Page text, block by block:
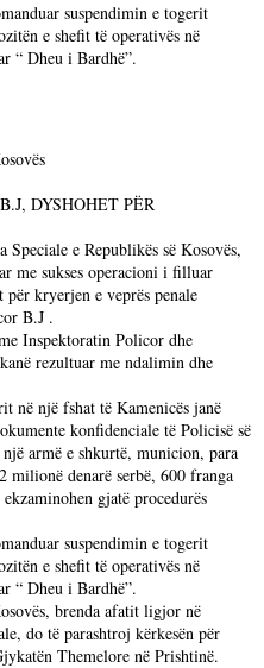
suspendimin e togerit
e shefit të operativës në
“ Dheu i Bardhë”.
DYSHOHET PËR
e Republikës së Kosovës,
me sukses operacioni i filluar
për kryerjen e veprës penale
B.J .
Inspektoratin Policor dhe
rezultuar me ndalimin dhe
në një fshat të Kamenicës janë
konfidenciale të Policisë së
armë e shkurtë, municion, para
milionë denarë serbë, 600 franga
gjatë procedurës
suspendimin e togerit
e shefit të operativës në
“ Dheu i Bardhë”.
brenda afatit ligjor në
do të parashtroj kërkesën për
Themelore në Prishtinë.